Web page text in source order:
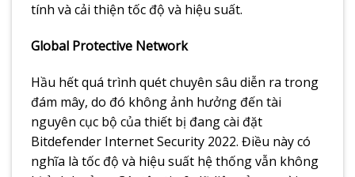
tính và cải thiện tốc độ và hiệu suất.
Global Protective Network
Hầu hết quá trình quét chuyên sâu diễn ra trong
đám mây, do đó không ảnh hưởng đến tài
nguyên cục bộ của thiết bị đang cài đặt
Bitdefender Internet Security 2022. Điều này có
nghĩa là tốc độ và hiệu suất hệ thống vẫn không